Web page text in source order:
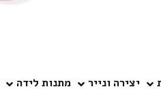
יצירה ונייר מתנות לידה